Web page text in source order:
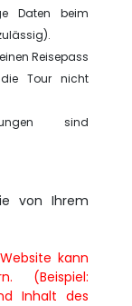
Daten beim
Reisepass
Tour nicht
sind
von Ihrem
kann
(Beispiel:
Inhalt des